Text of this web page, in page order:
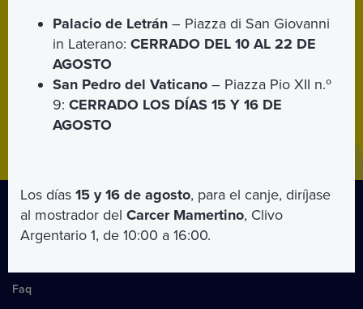
Download App
Descargue la aplicación móvil paraiPhone yAndroid.
Gracias a la aplicación podrá llevar siempre sus entradas
consigo.
Faq
Palacio de Letrán – Piazza di San Giovanni
in Laterano:CERRADO DEL 10 AL 22 DE
AGOSTO
San Pedro del Vaticano – Piazza Pio XII n.º
9:CERRADO LOS DÍAS 15 Y 16 DE
AGOSTO
Los días15 y 16 de agosto, para el canje, diríjase
al mostrador delCarcer Mamertino, Clivo
Argentario 1, de 10:00 a 16:00.